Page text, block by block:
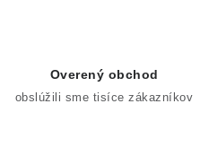
Overený obchod
obslúžili sme tisíce zákazníkov